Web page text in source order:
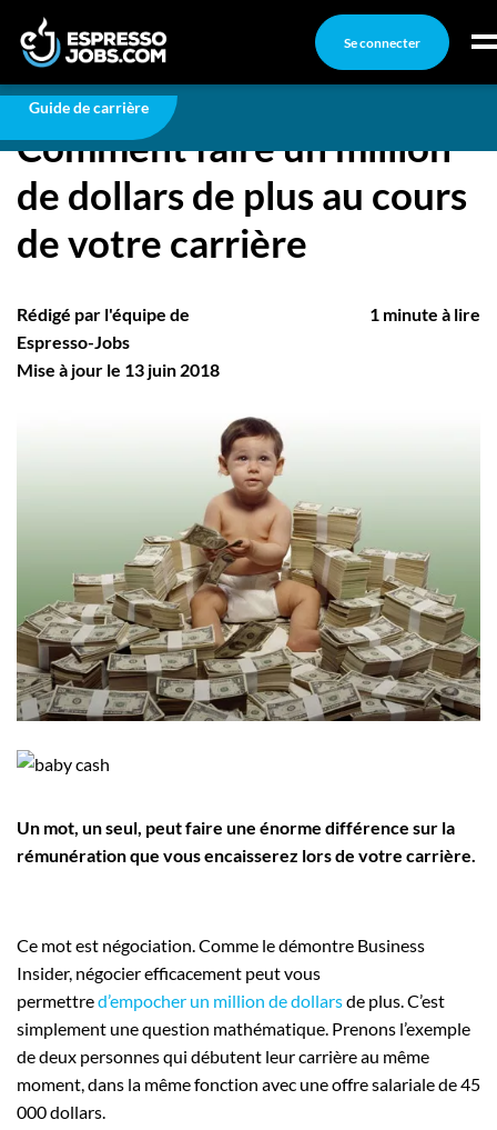
Se connecter
Connexion
Créez un compte
Emplois
Recherchez un emploi
Ma boîte à outils
Conseils carrière
Inscrivez-vous à l'infolettre
Publiez une offre d'emploi
Guide de carrière
Carrière
Comment faire un million de dollars de plus au
cours de votre carrière
Comment faire un million
de dollars de plus au cours
de votre carrière
Rédigé par l'équipe de
Espresso-Jobs
Mise à jour le 13 juin 2018
1 minute à lire
Un mot, un seul, peut faire une énorme différence sur la
rémunération que vous encaisserez lors de votre carrière.
Ce mot est négociation. Comme le démontre Business
Insider, négocier efficacement peut vous
permettred’empocher un million de dollarsde plus. C’est
simplement une question mathématique. Prenons l’exemple
de deux personnes qui débutent leur carrière au même
moment, dans la même fonction avec une offre salariale de 45
000 dollars.